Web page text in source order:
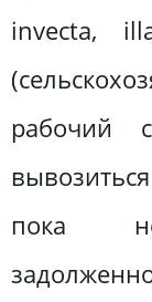
invecta,
рабочий
пока